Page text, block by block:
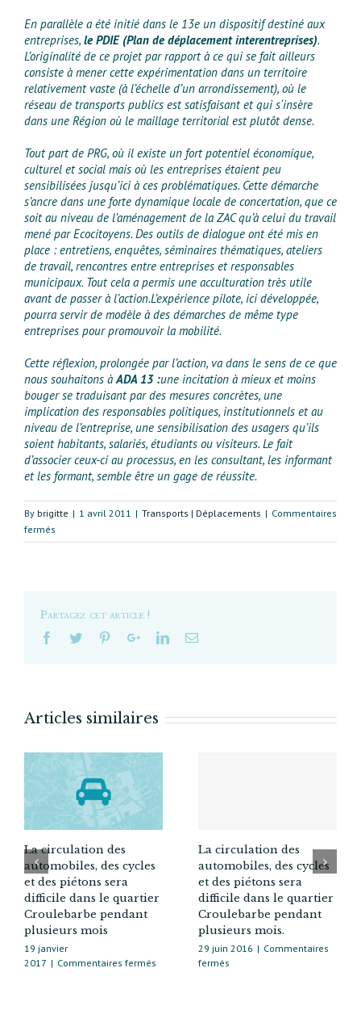
En parallèle a été initié dans le 13e un dispositif destiné aux
entreprises, le PDIE (Plan de déplacement interentreprises).
L’originalité de ce projet par rapport à ce qui se fait ailleurs
consiste à mener cette expérimentation dans un territoire
relativement vaste (à l’échelle d’un arrondissement), où le
réseau de transports publics est satisfaisant et qui s‘insère
dans une Région où le maillage territorial est plutôt dense.
Tout part de PRG, où il existe un fort potentiel économique,
culturel et social mais où les entreprises étaient peu
sensibilisées jusqu’ici à ces problématiques. Cette démarche
s’ancre dans une forte dynamique locale de concertation, que ce
soit au niveau de l’aménagement de la ZAC qu’à celui du travail
mené par Ecocitoyens. Des outils de dialogue ont été mis en
place : entretiens, enquêtes, séminaires thématiques, ateliers
de travail, rencontres entre entreprises et responsables
municipaux. Tout cela a permis une acculturation très utile
avant de passer à l’action.L’expérience pilote, ici développée,
pourra servir de modèle à des démarches de même type
entreprises pour promouvoir la mobilité.
Cette réflexion, prolongée par l’action, va dans le sens de ce que
nous souhaitons à ADA 13 :une incitation à mieux et moins
bouger se traduisant par des mesures concrètes, une
implication des responsables politiques, institutionnels et au
niveau de l’entreprise, une sensibilisation des usagers qu’ils
soient habitants, salariés, étudiants ou visiteurs. Le fait
d’associer ceux-ci au processus, en les consultant, les informant
et les formant, semble être un gage de réussite.
By brigitte | 1 avril 2011 | Transports | Déplacements | Commentaires
fermés
Vers
désirable
Partagez cet article !
Articles similaires
La circulation des
automobiles, des cycles
et des piétons sera
difficile dans le quartier
Croulebarbe pendant
plusieurs mois
19 janvier
2017 | Commentaires fermés
La circulation des
automobiles, des cycles
et des piétons sera
difficile dans le quartier
Croulebarbe pendant
plusieurs mois.
29 juin 2016 | Commentaires
fermés